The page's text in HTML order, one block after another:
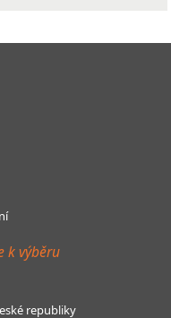
k výběru
republiky